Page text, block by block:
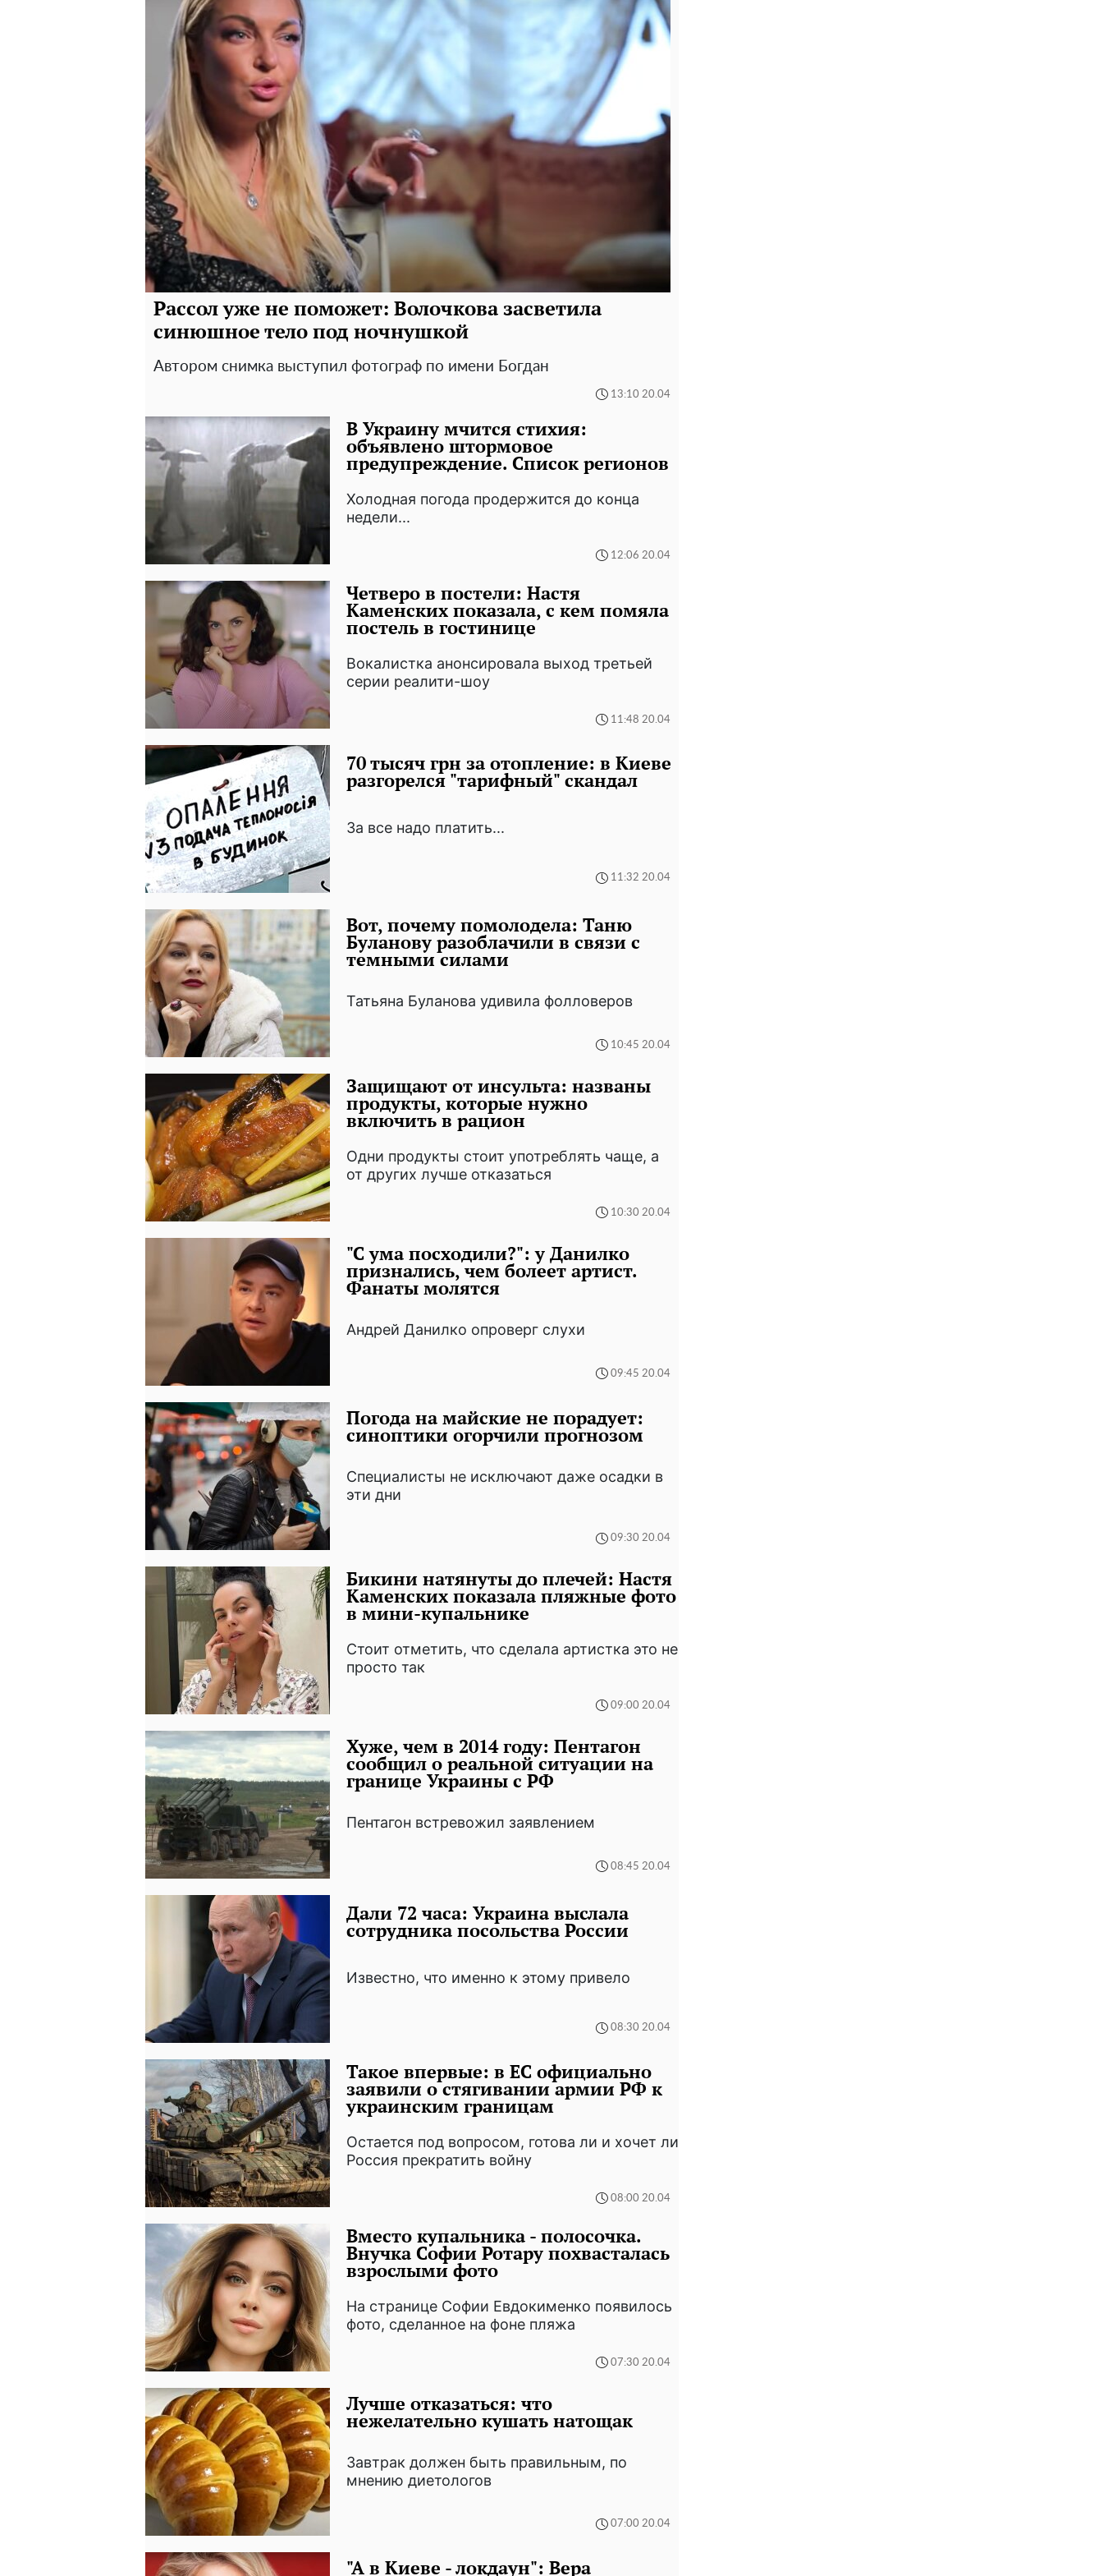
Рассол уже не поможет: Волочкова засветила
синюшное тело под ночнушкой
Автором снимка выступил фотограф по имени Богдан
13:10 20.04
В Украину мчится стихия:
объявлено штормовое
предупреждение. Список регионов
Холодная погода продержится до конца
недели...
12:06 20.04
Четверо в постели: Настя
Каменских показала, с кем помяла
постель в гостинице
Вокалистка анонсировала выход третьей
серии реалити-шоу
11:48 20.04
70 тысяч грн за отопление: в Киеве
разгорелся "тарифный" скандал
За все надо платить...
11:32 20.04
Вот, почему помолодела: Таню
Буланову разоблачили в связи с
темными силами
Татьяна Буланова удивила фолловеров
10:45 20.04
Защищают от инсульта: названы
продукты, которые нужно
включить в рацион
Одни продукты стоит употреблять чаще, а
от других лучше отказаться
10:30 20.04
"С ума посходили?": у Данилко
признались, чем болеет артист.
Фанаты молятся
Андрей Данилко опроверг слухи
09:45 20.04
Погода на майские не порадует:
синоптики огорчили прогнозом
Специалисты не исключают даже осадки в
эти дни
09:30 20.04
Бикини натянуты до плечей: Настя
Каменских показала пляжные фото
в мини-купальнике
Стоит отметить, что сделала артистка это не
просто так
09:00 20.04
Хуже, чем в 2014 году: Пентагон
сообщил о реальной ситуации на
границе Украины с РФ
Пентагон встревожил заявлением
08:45 20.04
Дали 72 часа: Украина выслала
сотрудника посольства России
Известно, что именно к этому привело
08:30 20.04
Такое впервые: в ЕС официально
заявили о стягивании армии РФ к
украинским границам
Остается под вопросом, готова ли и хочет ли
Россия прекратить войну
08:00 20.04
Вместо купальника - полосочка.
Внучка Софии Ротару похвасталась
взрослыми фото
На странице Софии Евдокименко появилось
фото, сделанное на фоне пляжа
07:30 20.04
Лучше отказаться: что
нежелательно кушать натощак
Завтрак должен быть правильным, по
мнению диетологов
07:00 20.04
"А в Киеве - локдаун": Вера